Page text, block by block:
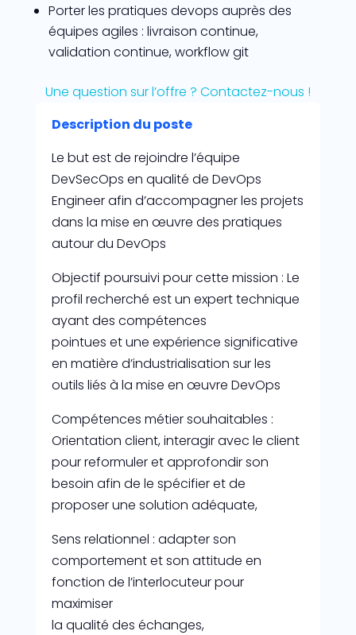
Porter les pratiques devops auprès des
équipes agiles : livraison continue,
validation continue, workflow git
Une question sur l’offre ? Contactez-nous !
Description du poste
Le but est de rejoindre l’équipe
DevSecOps en qualité de DevOps
Engineer afin d’accompagner les projets
dans la mise en œuvre des pratiques
autour du DevOps
Objectif poursuivi pour cette mission : Le
profil recherché est un expert technique
ayant des compétences
pointues et une expérience significative
en matière d’industrialisation sur les
outils liés à la mise en œuvre DevOps
Compétences métier souhaitables :
Orientation client, interagir avec le client
pour reformuler et approfondir son
besoin afin de le spécifier et de
proposer une solution adéquate,
Sens relationnel : adapter son
comportement et son attitude en
fonction de l’interlocuteur pour
maximiser
la qualité des échanges,